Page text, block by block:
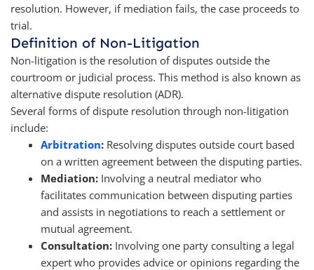
resolution. However, if mediation fails, the case proceeds to
trial.
Definition of Non-Litigation
Non-litigation is the resolution of disputes outside the
courtroom or judicial process. This method is also known as
alternative dispute resolution (ADR).
Several forms of dispute resolution through non-litigation
include:
Arbitration: Resolving disputes outside court based
on a written agreement between the disputing parties.
Mediation: Involving a neutral mediator who
facilitates communication between disputing parties
and assists in negotiations to reach a settlement or
mutual agreement.
Consultation: Involving one party consulting a legal
expert who provides advice or opinions regarding the